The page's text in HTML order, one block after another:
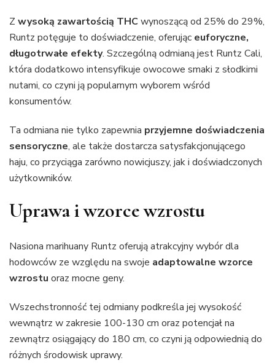
Z wysoką zawartością THC wynoszącą od 25% do 29%,
Runtz potęguje to doświadczenie, oferując euforyczne,
długotrwałe efekty. Szczególną odmianą jest Runtz Cali,
która dodatkowo intensyfikuje owocowe smaki z słodkimi
nutami, co czyni ją popularnym wyborem wśród
konsumentów.
Ta odmiana nie tylko zapewnia przyjemne doświadczenia
sensoryczne, ale także dostarcza satysfakcjonującego
haju, co przyciąga zarówno nowicjuszy, jak i doświadczonych
użytkowników.
Uprawa i wzorce wzrostu
Nasiona marihuany Runtz oferują atrakcyjny wybór dla
hodowców ze względu na swoje adaptowalne wzorce
wzrostu oraz mocne geny.
Wszechstronność tej odmiany podkreśla jej wysokość
wewnątrz w zakresie 100-130 cm oraz potencjał na
zewnątrz osiągający do 180 cm, co czyni ją odpowiednią do
różnych środowisk uprawy.